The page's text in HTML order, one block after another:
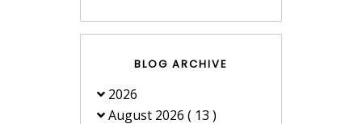
BLOG ARCHIVE
2026
August 2026 ( 13 )